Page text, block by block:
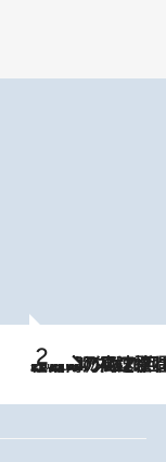
2026.8.7
「湘南乃風に憧れて」観客大盛上がりの“タオル回し”に、ラッパー顔負けの高速歌唱まで…さだまさし（74）のアグレッシブすぎる現在地